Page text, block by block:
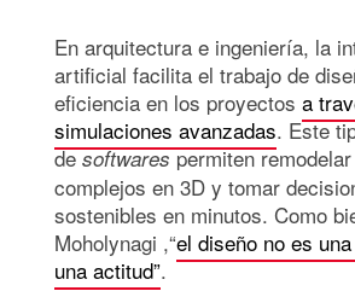
En arquitectura e ingeniería, la
artificial facilita el trabajo de
eficiencia en los proyectos a
simulaciones avanzadas. Este
desoftwarespermiten
complejos en 3D y tomar
sostenibles en minutos. Como
Moholynagi ,“el diseño no es
una actitud”.